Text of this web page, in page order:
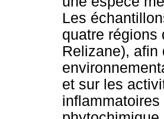
Les
quatre régions
Relizane), afin
et sur les